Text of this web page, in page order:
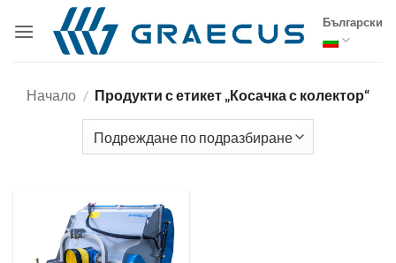
Български
Начало / Продукти с етикет „Косачка с колектор“